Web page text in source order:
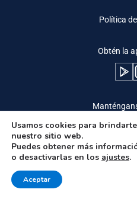
Política
Obtén la
Usamos cookies para
nuestro sitio web.
Puedes obtener más
o desactivarlas en los ajustes.
Aceptar